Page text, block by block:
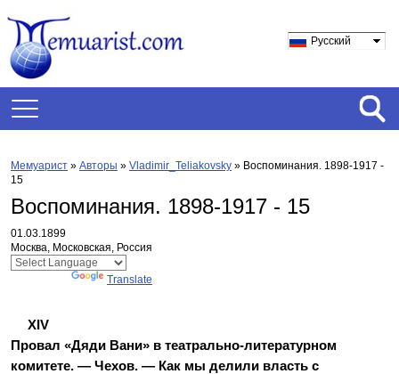
Русский
Мемуарист » Авторы » Vladimir_Teliakovsky » Воспоминания. 1898-1917 -
15
Воспоминания. 1898-1917 - 15
01.03.1899
Москва, Московская, Россия
Translate
XIV
Провал «Дяди Вани» в театрально-литературном
комитете. — Чехов. — Как мы делили власть с